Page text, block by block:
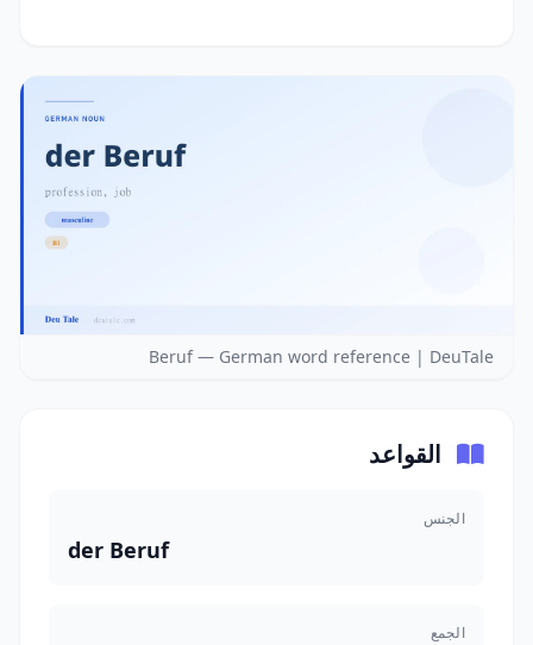
Beruf — German word reference | DeuTale
القواعد
الجنس
der Beruf
الجمع